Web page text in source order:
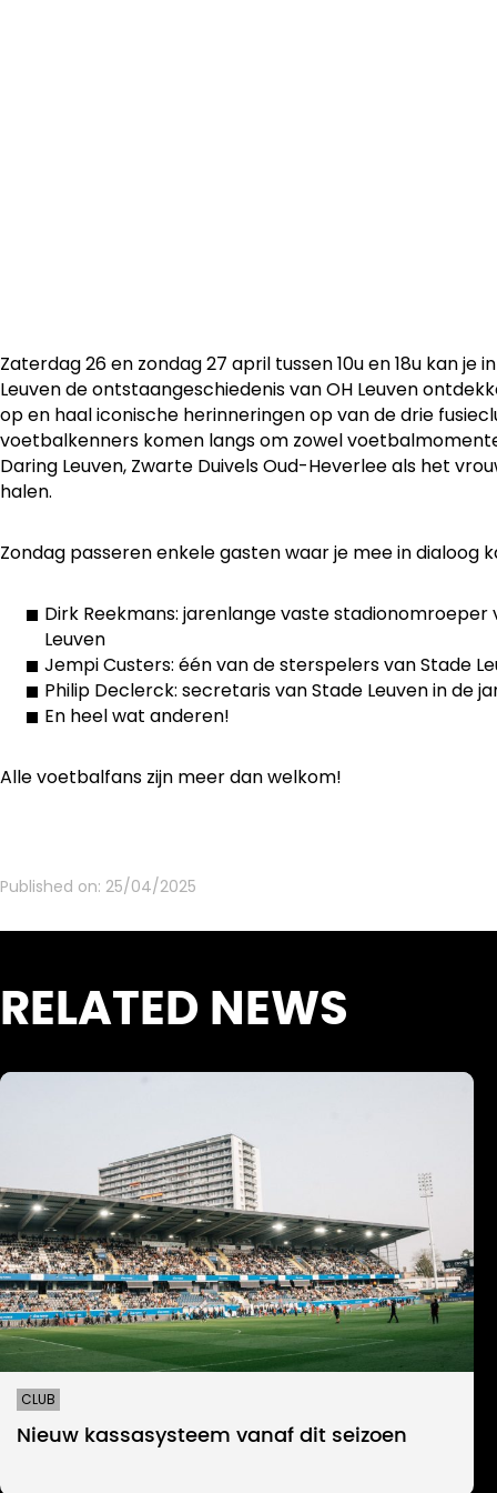
Zaterdag 26 en zondag 27 april tussen 10u en 18u kan je
Leuven de ontstaangeschiedenis van OH Leuven
op en haal iconische herinneringen op van de drie
voetbalkenners komen langs om zowel
Daring Leuven, Zwarte Duivels Oud-Heverlee als het
halen.
Zondag passeren enkele gasten waar je mee in dialoog
Dirk Reekmans: jarenlange vaste stadionomroeper
Leuven
Jempi Custers: één van de sterspelers van Stade
Philip Declerck: secretaris van Stade Leuven in de
En heel wat anderen!
Alle voetbalfans zijn meer dan welkom!
Published on: 25/04/2025
RELATED NEWS
CLUB
Nieuw kassasysteem vanaf dit seizoen